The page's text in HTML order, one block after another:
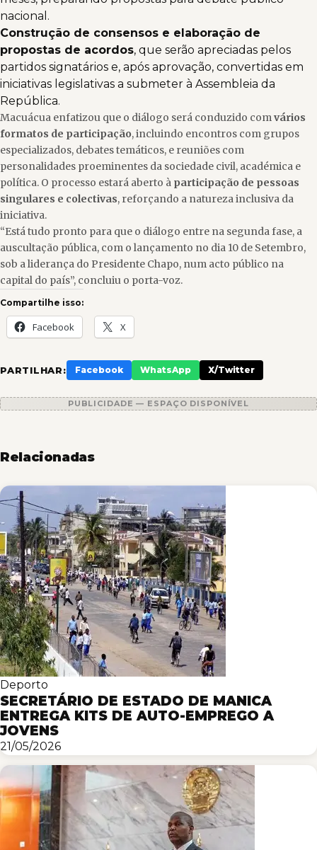
nacional.
Construção de consensos e elaboração de
propostas de acordos, que serão apreciadas pelos
partidos signatários e, após aprovação, convertidas em
iniciativas legislativas a submeter à Assembleia da
República.
Macuácua enfatizou que o diálogo será conduzido comvários
formatos de participação, incluindo encontros com grupos
especializados, debates temáticos, e reuniões com
personalidades proeminentes da sociedade civil, académica e
política. O processo estará aberto à participação de pessoas
singulares e colectivas, reforçando a natureza inclusiva da
iniciativa.
“Está tudo pronto para que o diálogo entre na segunda fase, a
auscultação pública, com o lançamento no dia 10 de Setembro,
sob a liderança do Presidente Chapo, num acto público na
capital do país”, concluiu o porta-voz.
Compartilhe isso:
Facebook X
PARTILHAR: Facebook WhatsApp X/Twitter
PUBLICIDADE — ESPAÇO DISPONÍVEL
Relacionadas
Deporto
SECRETÁRIO DE ESTADO DE MANICA
ENTREGA KITS DE AUTO-EMPREGO A
JOVENS
21/05/2026